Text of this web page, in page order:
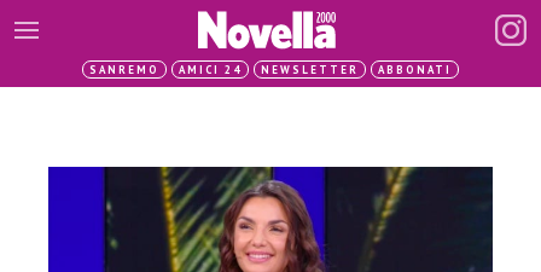
SANREMO AMICI 24 NEWSLETTER ABBONATI